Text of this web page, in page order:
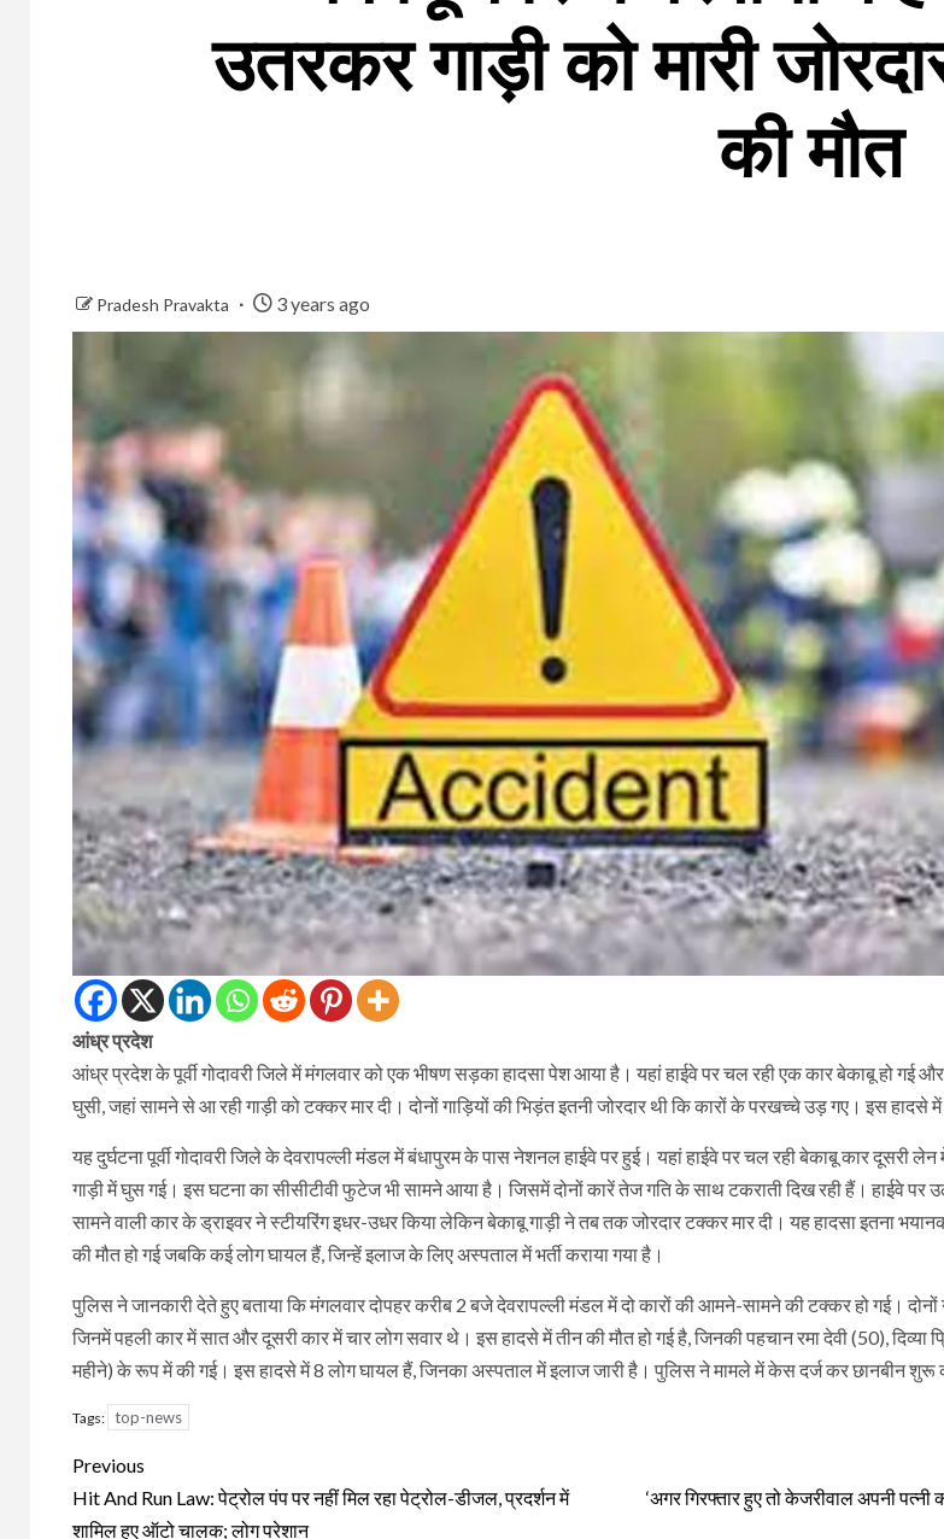
उतरकर गाड़ी को मारी
की मौत
Pradesh Pravakta 3 years ago
आंध्र प्रदेश
आंध्र प्रदेश के पूर्वी गोदावरी जिले में मंगलवार को एक भीषण सड़का हादसा पेश आया है। यहां हाईवे पर चल रही एक कार बेकाबू हो गई
घुसी, जहां सामने से आ रही गाड़ी को टक्कर मार दी। दोनों गाड़ियों की भिड़ंत इतनी जोरदार थी कि कारों के परखच्चे उड़ गए। इस हादसे में
यह दुर्घटना पूर्वी गोदावरी जिले के देवरापल्ली मंडल में बंधापुरम के पास नेशनल हाईवे पर हुई। यहां हाईवे पर चल रही बेकाबू कार दूसरी
गाड़ी में घुस गई। इस घटना का सीसीटीवी फुटेज भी सामने आया है। जिसमें दोनों कारें तेज गति के साथ टकराती दिख रही हैं। हाईवे पर
सामने वाली कार के ड्राइवर ने स्टीयरिंग इधर-उधर किया लेकिन बेकाबू गाड़ी ने तब तक जोरदार टक्कर मार दी। यह हादसा इतना
की मौत हो गई जबकि कई लोग घायल हैं, जिन्हें इलाज के लिए अस्पताल में भर्ती कराया गया है।
पुलिस ने जानकारी देते हुए बताया कि मंगलवार दोपहर करीब 2 बजे देवरापल्ली मंडल में दो कारों की आमने-सामने की टक्कर हो गई।
जिनमें पहली कार में सात और दूसरी कार में चार लोग सवार थे। इस हादसे में तीन की मौत हो गई है, जिनकी पहचान रमा देवी (50), दिव्या
महीने) के रूप में की गई। इस हादसे में 8 लोग घायल हैं, जिनका अस्पताल में इलाज जारी है। पुलिस ने मामले में केस दर्ज कर छानबीन शुरू
Tags: top-news
Continue
Reading
Previous
Hit And Run Law: पेट्रोल पंप पर नहीं मिल रहा पेट्रोल-डीजल, प्रदर्शन में
शामिल हुए ऑटो चालक; लोग परेशान
‘अगर गिरफ्तार हुए तो केजरीवाल अपनी पत्नी